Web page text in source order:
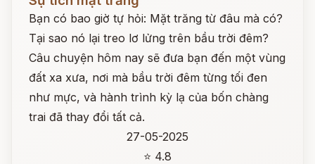
Bạn có bao giờ tự hỏi: Mặt trăng từ đâu mà có?
Tại sao nó lại treo lơ lửng trên bầu trời đêm?
Câu chuyện hôm nay sẽ đưa bạn đến một vùng
đất xa xưa, nơi mà bầu trời đêm từng tối đen
như mực, và hành trình kỳ lạ của bốn chàng
trai đã thay đổi tất cả.
27-05-2025
⭐ 4.8